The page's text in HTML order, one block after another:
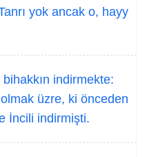
yok ancak o, hayy
indirmekte:
üzre, ki önceden
İncili indirmişti.